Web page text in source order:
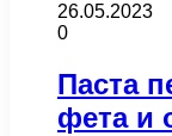
26.05.2023
0
Паста
фета и